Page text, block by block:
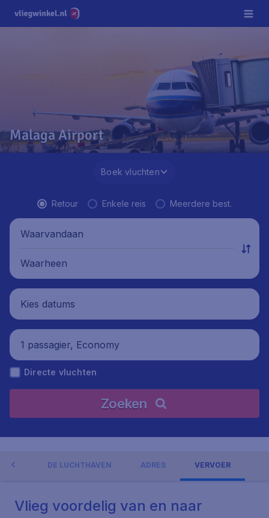
Malaga Airport
Boek vluchten
Retour Enkele reis Meerdere best.
Waarvandaan
Waarheen
Kies datums
1 passagier, Economy
Directe vluchten
Zoeken
DE LUCHTHAVEN ADRES VERVOER
Vlieg voordelig van en naar